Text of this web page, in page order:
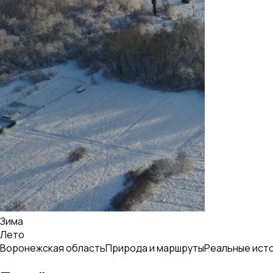
Зима
Лето
Воронежская областьПрирода и маршрутыРеальные